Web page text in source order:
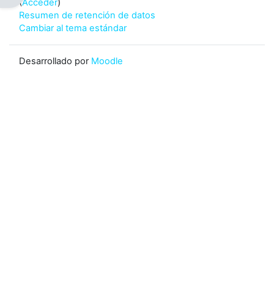
(Acceder)
Resumen de retención de datos
Cambiar al tema estándar
Desarrollado por Moodle